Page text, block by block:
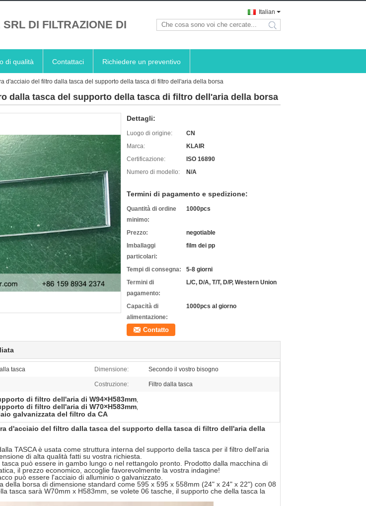
DI FILTRAZIONE DI
Italian
search
di qualità Contattaci Richiedere un preventivo
d'acciaio del filtro dalla tasca del supporto della tasca di filtro dell'aria della borsa
dalla tasca del supporto della tasca di filtro dell'aria della borsa
Dettagli:
Luogo di origine:
CN
Marca:
KLAIR
Certificazione:
ISO 16890
Numero di modello:
N/A
Termini di pagamento e spedizione:
Quantità di ordine
minimo:
1000pcs
Prezzo:
negotiable
Imballaggi
particolari:
film dei pp
Tempi di consegna:
5-8 giorni
Termini di
pagamento:
L/C, D/A, T/T, D/P, Western Union
Capacità di
alimentazione:
1000pcs al giorno
Contatto
tasca Dimensione: Secondo il vostro bisogno
Costruzione: Filtro dalla tasca
di filtro dell'aria di W94×H583mm,
di filtro dell'aria di W70×H583mm,
galvanizzata del filtro da CA
d'acciaio del filtro dalla tasca del supporto della tasca di filtro dell'aria della
TASCA è usata come struttura interna del supporto della tasca per il filtro dell'aria
di alta qualità fatti su vostra richiesta.
può essere in gambo lungo o nel rettangolo pronto. Prodotto dalla macchina di
il prezzo economico, accoglie favorevolmente la vostra indagine!
può essere l'acciaio di alluminio o galvanizzato.
della borsa di dimensione standard come 595 x 595 x 558mm (24" x 24" x 22") con 08
tasca sarà W70mm x H583mm, se volete 06 tasche, il supporto che della tasca la